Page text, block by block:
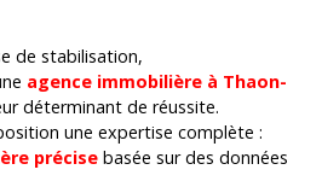
de stabilisation,
agence immobilière à Thaon-
déterminant de réussite.
une expertise complète :
précise basée sur des données